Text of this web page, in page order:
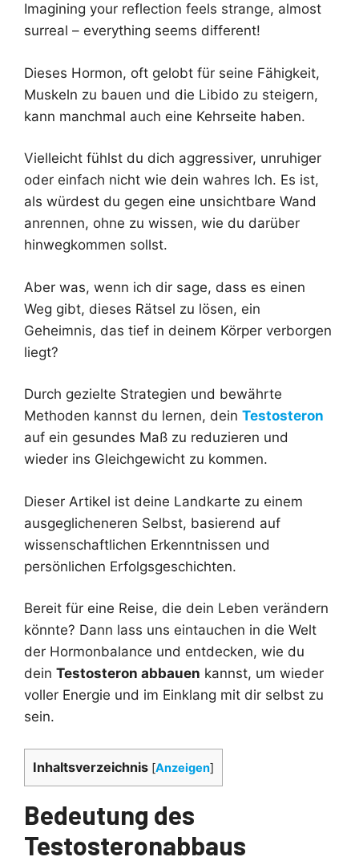
Imagining your reflection feels strange, almost
surreal – everything seems different!
Dieses Hormon, oft gelobt für seine Fähigkeit,
Muskeln zu bauen und die Libido zu steigern,
kann manchmal auch eine Kehrseite haben.
Vielleicht fühlst du dich aggressiver, unruhiger
oder einfach nicht wie dein wahres Ich. Es ist,
als würdest du gegen eine unsichtbare Wand
anrennen, ohne zu wissen, wie du darüber
hinwegkommen sollst.
Aber was, wenn ich dir sage, dass es einen
Weg gibt, dieses Rätsel zu lösen, ein
Geheimnis, das tief in deinem Körper verborgen
liegt?
Durch gezielte Strategien und bewährte
Methoden kannst du lernen, dein Testosteron
auf ein gesundes Maß zu reduzieren und
wieder ins Gleichgewicht zu kommen.
Dieser Artikel ist deine Landkarte zu einem
ausgeglicheneren Selbst, basierend auf
wissenschaftlichen Erkenntnissen und
persönlichen Erfolgsgeschichten.
Bereit für eine Reise, die dein Leben verändern
könnte? Dann lass uns eintauchen in die Welt
der Hormonbalance und entdecken, wie du
dein Testosteron abbauen kannst, um wieder
voller Energie und im Einklang mit dir selbst zu
sein.
Inhaltsverzeichnis [Anzeigen]
Bedeutung des
Testosteronabbaus